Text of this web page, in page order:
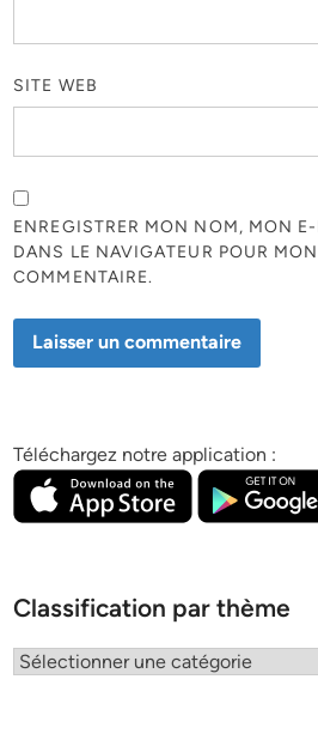
SITE WEB
ENREGISTRER MON NOM, MON
DANS LE NAVIGATEUR POUR
COMMENTAIRE.
Téléchargez notre application :
Classification par thème
Classification